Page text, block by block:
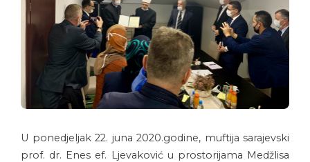
U ponedjeljak 22. juna 2020.godine, muftija sarajevski
prof. dr. Enes ef. Ljevaković u prostorijama Medžlisa